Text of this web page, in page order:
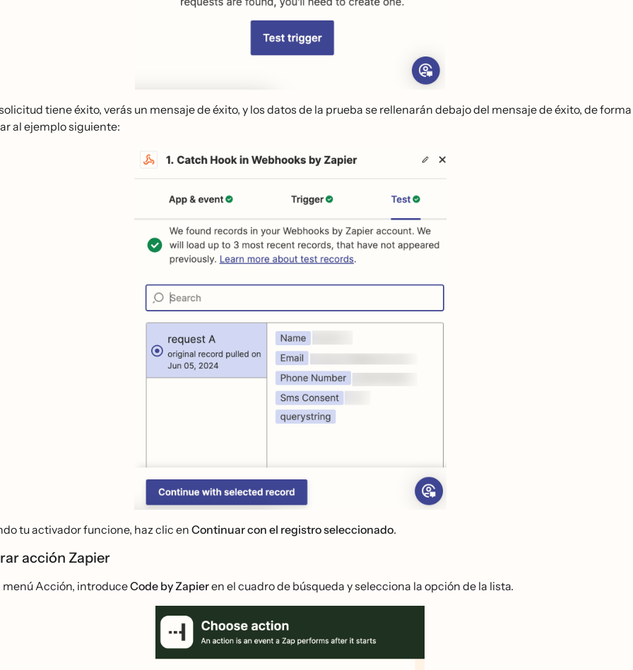
tiene éxito, verás un mensaje de éxito, y los datos de la prueba se rellenarán debajo del mensaje de éxito, de forma
al ejemplo siguiente:
tu activador funcione, haz clic en Continuar con el registro seleccionado.
acción Zapier
menú Acción, introduceCode by Zapieren el cuadro de búsqueda y selecciona la opción de la lista.